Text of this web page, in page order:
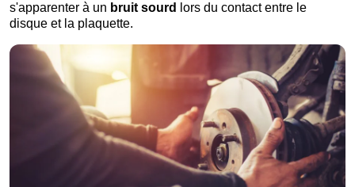
s'apparenter à un bruit sourd
lors du contact entre le
disque et la plaquette.